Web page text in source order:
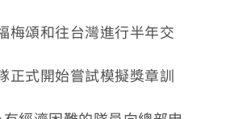
梅頌和往台灣進行半年交
正式開始嘗試模擬獎章訓